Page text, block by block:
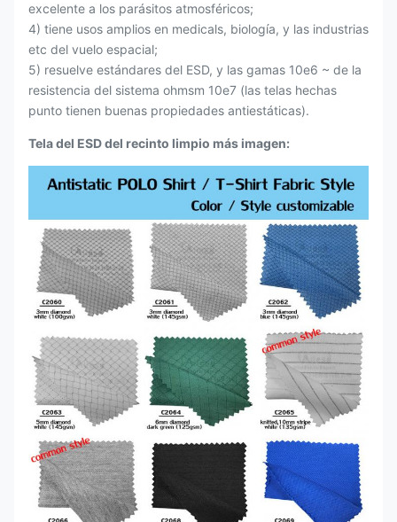
excelente a los parásitos atmosféricos;
4) tiene usos amplios en medicals, biología, y las industrias
etc del vuelo espacial;
5) resuelve estándares del ESD, y las gamas 10e6 ~ de la
resistencia del sistema ohmsm 10e7 (las telas hechas
punto tienen buenas propiedades antiestáticas).
Tela del ESD del recinto limpio más imagen: